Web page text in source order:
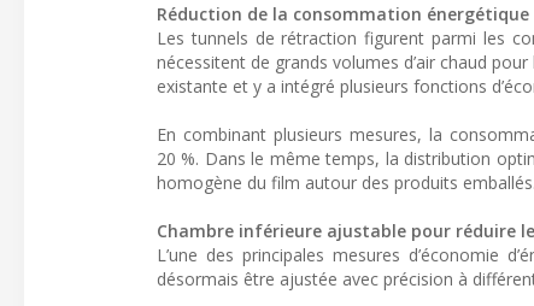
Réduction de la consommation
Les tunnels de rétraction figurent parmi les
nécessitent de grands volumes d’air chaud
existante et y a intégré plusieurs fonctions
En combinant plusieurs mesures, la
20 %. Dans le même temps, la distribution
homogène du film autour des produits emballés.
Chambre inférieure ajustable pour réduire
L’une des principales mesures d’économie
désormais être ajustée avec précision à